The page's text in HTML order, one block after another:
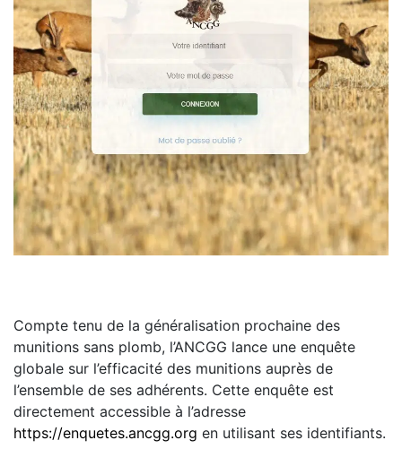
Compte tenu de la généralisation prochaine des
munitions sans plomb, l’ANCGG lance une enquête
globale sur l’efficacité des munitions auprès de
l’ensemble de ses adhérents. Cette enquête est
directement accessible à l’adresse
https://enquetes.ancgg.org en utilisant ses identifiants.